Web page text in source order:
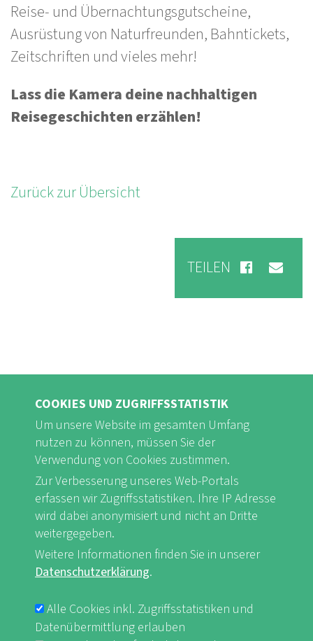
Reise- und Übernachtungsgutscheine,
Ausrüstung von Naturfreunden, Bahntickets,
Zeitschriften und vieles mehr!
Lass die Kamera deine nachhaltigen
Reisegeschichten erzählen!
Zurück zur Übersicht
TEILEN
FB Youtube Instagram
Impressum & Datenschutz
COOKIES UND ZUGRIFFSSTATISTIK
Um unsere Website im gesamten Umfang
nutzen zu können, müssen Sie der
Verwendung von Cookies zustimmen.
Zur Verbesserung unseres Web-Portals
erfassen wir Zugriffsstatistiken. Ihre IP Adresse
wird dabei anonymisiert und nicht an Dritte
weitergegeben.
Weitere Informationen finden Sie in unserer
Datenschutzerklärung.
Alle Cookies inkl. Zugriffsstatistiken und
Datenübermittlung erlauben